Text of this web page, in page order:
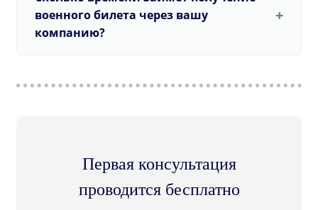
военного билета через вашу
компанию?
Первая консультация
проводится бесплатно